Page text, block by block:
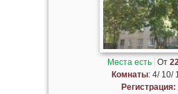
Места есть От
Комнаты: 4/ 10/
Регистрация: